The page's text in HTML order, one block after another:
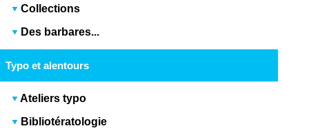
Collections
Des barbares...
Typo et alentours
Ateliers typo
Bibliotératologie